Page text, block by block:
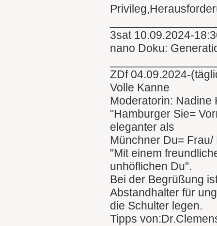
3sat 10.09.2024-
nano Doku:
ZDf 04.09.2024-
Volle Kanne
Moderatorin: Nadine
"Hamburger Sie=
eleganter als
Münchner Du= Frau/
"Mit einem
unhöflichen Du".
Bei der Begrüßung
Abstandhalter für
die Schulter legen.
Tipps